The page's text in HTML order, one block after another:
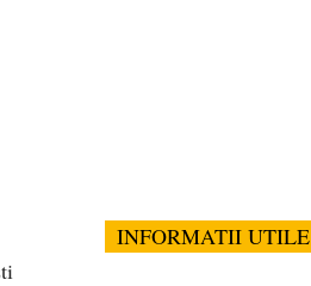
INFORMATII UTILE